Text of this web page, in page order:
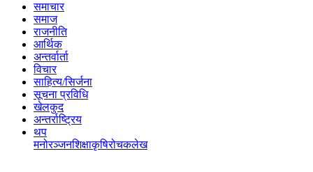
समाचार
समाज
राजनीति
आर्थिक
अन्तर्वार्ता
विचार
साहित्य/सिर्जना
सूचना प्रविधि
खेलकुद
अन्तर्राष्ट्रिय
थप
मनोरञ्‍जनशिक्षाकृषिरोचकलेख